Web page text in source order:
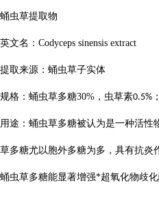
蛹虫草提取物
英文名： Codyceps sinensis extract
提取来源：蛹虫草子实体
规格：蛹虫草多糖30% ，虫草素0.5%
用途：蛹虫草多糖被认为是一种活性
草多糖尤以胞外多糖为多，具有抗炎
蛹虫草多糖能显著增强*超氧化物歧